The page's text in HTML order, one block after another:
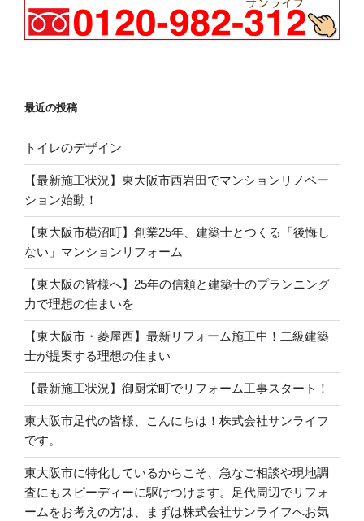
最近の投稿
トイレのデザイン
【最新施工状況】東大阪市西岩田でマンションリノベー
ション始動！
【東大阪市横沼町】創業25年、建築士とつくる「後悔し
ない」マンションリフォーム
【東大阪の皆様へ】25年の信頼と建築士のプランニング
力で理想の住まいを
【東大阪市・菱屋西】最新リフォーム施工中！二級建築
士が提案する理想の住まい
【最新施工状況】御厨栄町でリフォーム工事スタート！
東大阪市足代の皆様、こんにちは！株式会社サンライフ
です。
東大阪市に特化しているからこそ、急なご相談や現地調
査にもスピーディーに駆けつけます。足代周辺でリフォ
ームをお考えの方は、まずは株式会社サンライフへお気